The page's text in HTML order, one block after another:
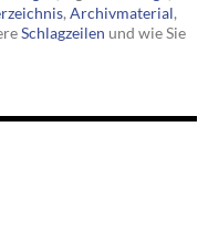
, Archivmaterial,
Schlagzeilen und wie Sie